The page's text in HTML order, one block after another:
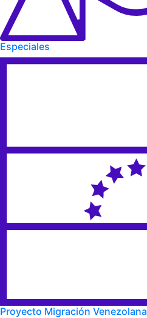
Especiales
Proyecto Migración Venezolana